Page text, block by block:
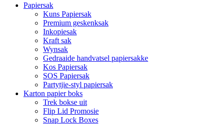
Papiersak
Kuns Papiersak
Premium geskenksak
Inkopiesak
Kraft sak
Wynsak
Gedraaide handvatsel papiersakke
Kos Papiersak
SOS Papiersak
Partytjie-styl papiersak
Karton papier boks
Trek bokse uit
Flip Lid Promosie
Snap Lock Boxes